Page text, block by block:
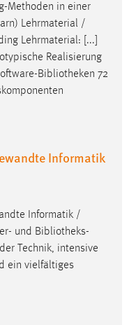
Methoden in einer
Lehrmaterial /
Lehrmaterial: [...]
Realisierung
Bibliotheken 72
Informatik
Informatik /
und Bibliotheks-
Technik, intensive
ein vielfältiges